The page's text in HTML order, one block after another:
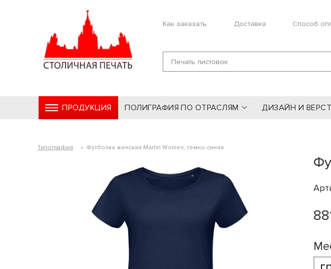
Как заказать Доставка Способ
ПРОДУКЦИЯ ПОЛИГРАФИЯ ПО ОТРАСЛЯМ ДИЗАЙН И
Типография » Футболка женская Martin Women, темно-синяя